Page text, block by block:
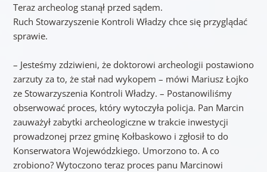
Teraz archeolog stanął przed sądem.
Ruch Stowarzyszenie Kontroli Władzy chce się przyglądać
sprawie.
– Jesteśmy zdziwieni, że doktorowi archeologii postawiono
zarzuty za to, że stał nad wykopem – mówi Mariusz Łojko
ze Stowarzyszenia Kontroli Władzy. – Postanowiliśmy
obserwować proces, który wytoczyła policja. Pan Marcin
zauważył zabytki archeologiczne w trakcie inwestycji
prowadzonej przez gminę Kołbaskowo i zgłosił to do
Konserwatora Wojewódzkiego. Umorzono to. A co
zrobiono? Wytoczono teraz proces panu Marcinowi